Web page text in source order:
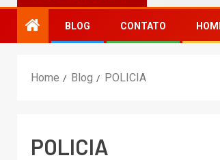
BLOG CONTATO
Home Blog POLICIA
POLICIA